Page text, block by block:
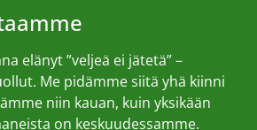
elänyt ”veljeä ei jätetä” –
Me pidämme siitä yhä kiinni
niin kauan, kuin yksikään
on keskuudessamme.